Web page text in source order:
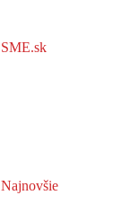
SME.sk
Najnovšie